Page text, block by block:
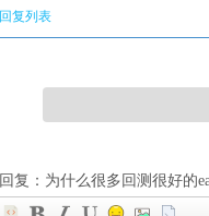
回复列表
回复：为什么很多回测很好的